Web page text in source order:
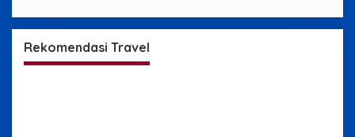
Rekomendasi Travel